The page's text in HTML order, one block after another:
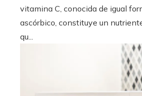
vitamina C, conocida de igual
ascórbico, constituye un
qu...